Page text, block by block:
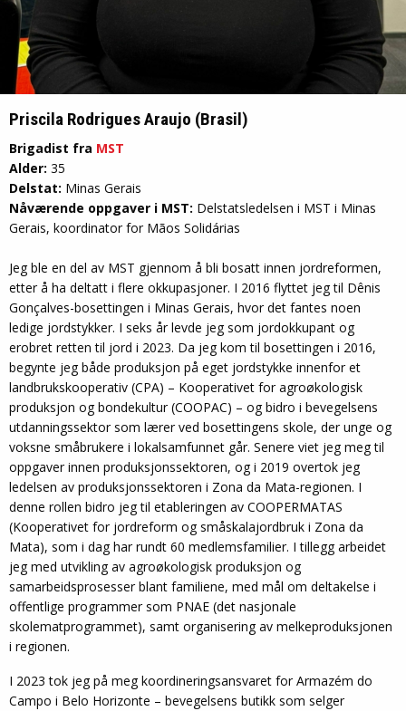
Priscila Rodrigues Araujo (Brasil)
Brigadist fra MST
Alder: 35
Delstat: Minas Gerais
Nåværende oppgaver i MST: Delstatsledelsen i MST i Minas
Gerais, koordinator for Mãos Solidárias
Jeg ble en del av MST gjennom å bli bosatt innen jordreformen,
etter å ha deltatt i flere okkupasjoner. I 2016 flyttet jeg til Dênis
Gonçalves-bosettingen i Minas Gerais, hvor det fantes noen
ledige jordstykker. I seks år levde jeg som jordokkupant og
erobret retten til jord i 2023. Da jeg kom til bosettingen i 2016,
begynte jeg både produksjon på eget jordstykke innenfor et
landbrukskooperativ (CPA) – Kooperativet for agroøkologisk
produksjon og bondekultur (COOPAC) – og bidro i bevegelsens
utdanningssektor som lærer ved bosettingens skole, der unge og
voksne småbrukere i lokalsamfunnet går. Senere viet jeg meg til
oppgaver innen produksjonssektoren, og i 2019 overtok jeg
ledelsen av produksjonssektoren i Zona da Mata-regionen. I
denne rollen bidro jeg til etableringen av COOPERMATAS
(Kooperativet for jordreform og småskalajordbruk i Zona da
Mata), som i dag har rundt 60 medlemsfamilier. I tillegg arbeidet
jeg med utvikling av agroøkologisk produksjon og
samarbeidsprosesser blant familiene, med mål om deltakelse i
offentlige programmer som PNAE (det nasjonale
skolematprogrammet), samt organisering av melkeproduksjonen
i regionen.
I 2023 tok jeg på meg koordineringsansvaret for Armazém do
Campo i Belo Horizonte – bevegelsens butikk som selger